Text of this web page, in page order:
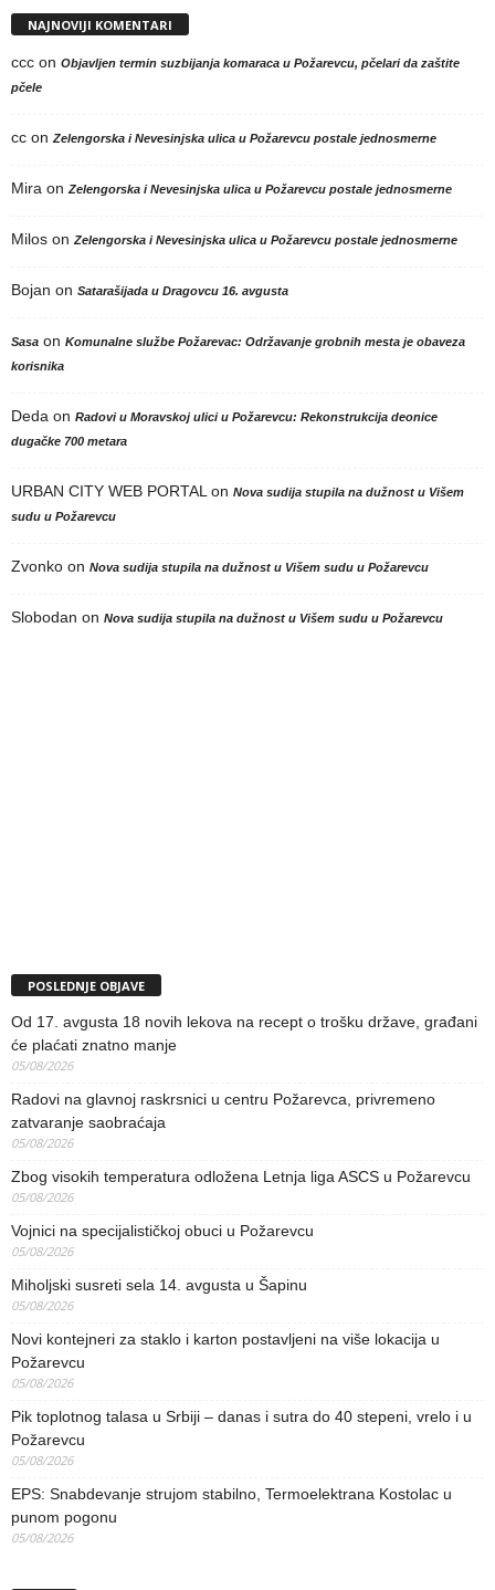
NAJNOVIJI KOMENTARI
ccc on Objavljen termin suzbijanja komaraca u Požarevcu, pčelari da zaštite
pčele
cc on Zelengorska i Nevesinjska ulica u Požarevcu postale jednosmerne
Mira on Zelengorska i Nevesinjska ulica u Požarevcu postale jednosmerne
Milos on Zelengorska i Nevesinjska ulica u Požarevcu postale jednosmerne
Bojan on Satarašijada u Dragovcu 16. avgusta
Sasa on Komunalne službe Požarevac: Održavanje grobnih mesta je obaveza
korisnika
Deda on Radovi u Moravskoj ulici u Požarevcu: Rekonstrukcija deonice
dugačke 700 metara
URBAN CITY WEB PORTAL on Nova sudija stupila na dužnost u Višem
sudu u Požarevcu
Zvonko on Nova sudija stupila na dužnost u Višem sudu u Požarevcu
Slobodan on Nova sudija stupila na dužnost u Višem sudu u Požarevcu
POSLEDNJE OBJAVE
Od 17. avgusta 18 novih lekova na recept o trošku države, građani
će plaćati znatno manje
05/08/2026
Radovi na glavnoj raskrsnici u centru Požarevca, privremeno
zatvaranje saobraćaja
05/08/2026
Zbog visokih temperatura odložena Letnja liga ASCS u Požarevcu
05/08/2026
Vojnici na specijalističkoj obuci u Požarevcu
05/08/2026
Miholjski susreti sela 14. avgusta u Šapinu
05/08/2026
Novi kontejneri za staklo i karton postavljeni na više lokacija u
Požarevcu
05/08/2026
Pik toplotnog talasa u Srbiji – danas i sutra do 40 stepeni, vrelo i u
Požarevcu
05/08/2026
EPS: Snabdevanje strujom stabilno, Termoelektrana Kostolac u
punom pogonu
05/08/2026